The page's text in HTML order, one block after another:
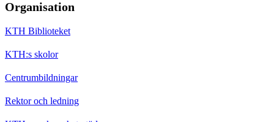
Organisation
KTH Biblioteket
KTH:s skolor
Centrumbildningar
Rektor och ledning